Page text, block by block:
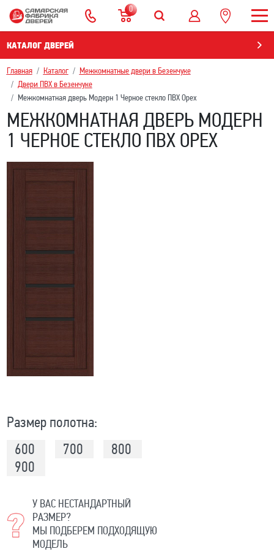
0
КАТАЛОГ ДВЕРЕЙ
Главная Каталог
Межкомнатные двери в Безенчукe
Двери ПВХ в Безенчукe
Межкомнатная дверь Модерн 1 Черное стекло ПВХ Орех
МЕЖКОМНАТНАЯ ДВЕРЬ МОДЕРН
1 ЧЕРНОЕ СТЕКЛО ПВХ ОРЕХ
Размер полотна:
600
700
800
900
У ВАС НЕСТАНДАРТНЫЙ
РАЗМЕР?
МЫ ПОДБЕРЕМ ПОДХОДЯЩУЮ
МОДЕЛЬ